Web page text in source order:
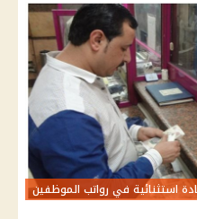
استثنائية في رواتب الموظفين